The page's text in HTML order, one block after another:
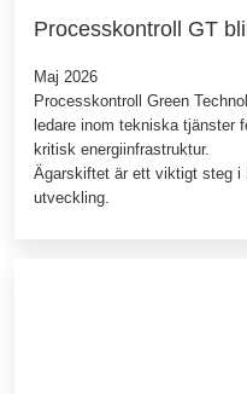
Processkontroll GT
Maj 2026
Processkontroll Green
ledare inom tekniska tjänster
kritisk energiinfrastruktur.
Ägarskiftet är ett viktigt steg
utveckling.